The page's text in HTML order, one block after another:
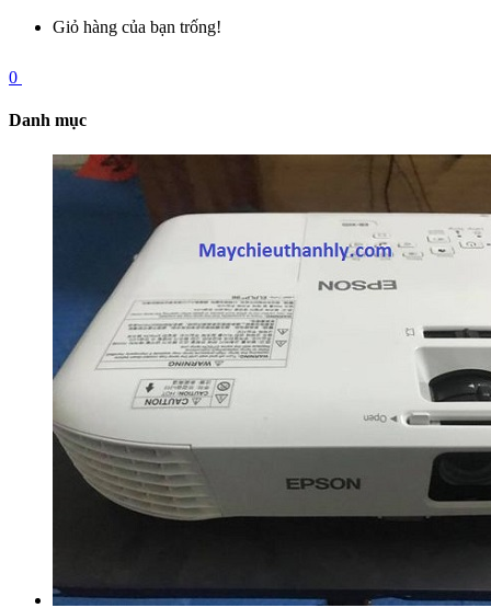
Giỏ hàng của bạn trống!
0
Danh mục